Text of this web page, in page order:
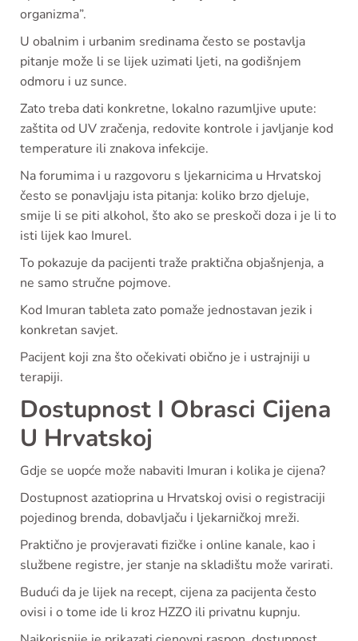
organizma”.
U obalnim i urbanim sredinama često se postavlja
pitanje može li se lijek uzimati ljeti, na godišnjem
odmoru i uz sunce.
Zato treba dati konkretne, lokalno razumljive upute:
zaštita od UV zračenja, redovite kontrole i javljanje kod
temperature ili znakova infekcije.
Na forumima i u razgovoru s ljekarnicima u Hrvatskoj
često se ponavljaju ista pitanja: koliko brzo djeluje,
smije li se piti alkohol, što ako se preskoči doza i je li to
isti lijek kao Imurel.
To pokazuje da pacijenti traže praktična objašnjenja, a
ne samo stručne pojmove.
Kod Imuran tableta zato pomaže jednostavan jezik i
konkretan savjet.
Pacijent koji zna što očekivati obično je i ustrajniji u
terapiji.
Dostupnost I Obrasci Cijena
U Hrvatskoj
Gdje se uopće može nabaviti Imuran i kolika je cijena?
Dostupnost azatioprina u Hrvatskoj ovisi o registraciji
pojedinog brenda, dobavljaču i ljekarničkoj mreži.
Praktično je provjeravati fizičke i online kanale, kao i
službene registre, jer stanje na skladištu može varirati.
Budući da je lijek na recept, cijena za pacijenta često
ovisi i o tome ide li kroz HZZO ili privatnu kupnju.